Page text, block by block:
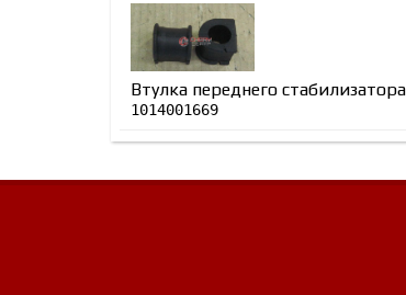
Втулка переднего стабилизатора
1014001669